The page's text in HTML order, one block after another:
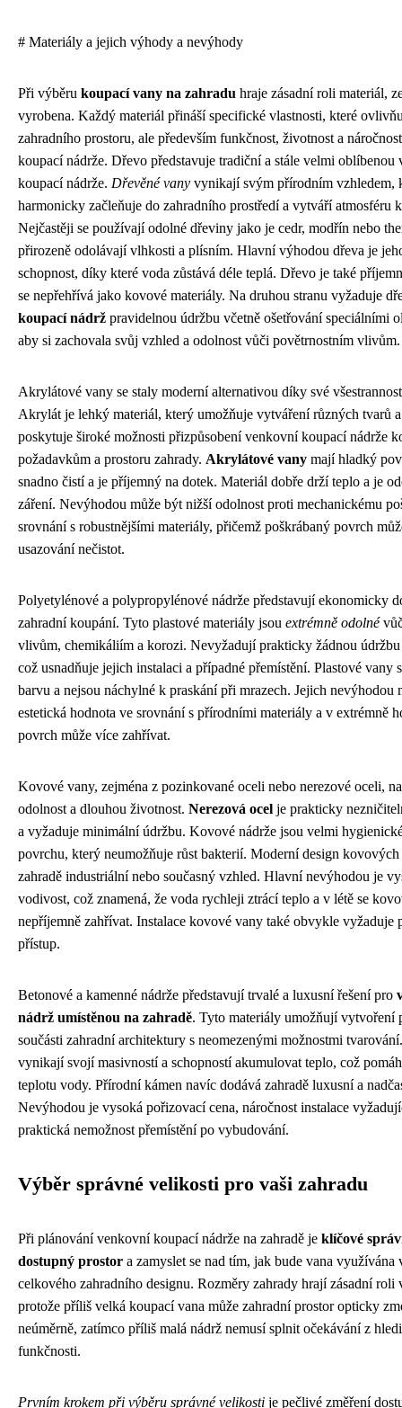
# Materiály a jejich výhody a nevýhody
Při výběru koupací vany na zahradu hraje zásadní roli materiál,
vyrobena. Každý materiál přináší specifické vlastnosti, které
zahradního prostoru, ale především funkčnost, životnost a
koupací nádrže. Dřevo představuje tradiční a stále velmi
koupací nádrže. Dřevěné vany vynikají svým přírodním vzhledem,
harmonicky začleňuje do zahradního prostředí a vytváří atmosféru
Nejčastěji se používají odolné dřeviny jako je cedr, modřín nebo
přirozeně odolávají vlhkosti a plísním. Hlavní výhodou dřeva je
schopnost, díky které voda zůstává déle teplá. Dřevo je také
se nepřehřívá jako kovové materiály. Na druhou stranu vyžaduje
koupací nádrž pravidelnou údržbu včetně ošetřování speciálními
aby si zachovala svůj vzhled a odolnost vůči povětrnostním vlivům.
Akrylátové vany se staly moderní alternativou díky své
Akrylát je lehký materiál, který umožňuje vytváření různých tvarů
poskytuje široké možnosti přizpůsobení venkovní koupací nádrže
požadavkům a prostoru zahrady. Akrylátové vany mají hladký
snadno čistí a je příjemný na dotek. Materiál dobře drží teplo a je
záření. Nevýhodou může být nižší odolnost proti mechanickému
srovnání s robustnějšími materiály, přičemž poškrábaný povrch
usazování nečistot.
Polyetylénové a polypropylénové nádrže představují ekonomicky
zahradní koupání. Tyto plastové materiály jsou extrémně odolné
vlivům, chemikáliím a korozi. Nevyžadují prakticky žádnou
což usnadňuje jejich instalaci a případné přemístění. Plastové vany
barvu a nejsou náchylné k praskání při mrazech. Jejich nevýhodou
estetická hodnota ve srovnání s přírodními materiály a v extrémně
povrch může více zahřívat.
Kovové vany, zejména z pozinkované oceli nebo nerezové oceli,
odolnost a dlouhou životnost. Nerezová ocel je prakticky
a vyžaduje minimální údržbu. Kovové nádrže jsou velmi
povrchu, který neumožňuje růst bakterií. Moderní design kovových
zahradě industriální nebo současný vzhled. Hlavní nevýhodou je
vodivost, což znamená, že voda rychleji ztrácí teplo a v létě se
nepříjemně zahřívat. Instalace kovové vany také obvykle vyžaduje
přístup.
Betonové a kamenné nádrže představují trvalé a luxusní řešení pro
nádrž umístěnou na zahradě. Tyto materiály umožňují vytvoření
součásti zahradní architektury s neomezenými možnostmi
vynikají svojí masivností a schopností akumulovat teplo, což
teplotu vody. Přírodní kámen navíc dodává zahradě luxusní a
Nevýhodou je vysoká pořizovací cena, náročnost instalace
praktická nemožnost přemístění po vybudování.
Výběr správné velikosti pro vaši zahradu
Při plánování venkovní koupací nádrže na zahradě je klíčové
dostupný prostor a zamyslet se nad tím, jak bude vana využívána
celkového zahradního designu. Rozměry zahrady hrají zásadní roli
protože příliš velká koupací vana může zahradní prostor opticky
neúměrně, zatímco příliš malá nádrž nemusí splnit očekávání z
funkčnosti.
Prvním krokem při výběru správné velikosti je pečlivé změření